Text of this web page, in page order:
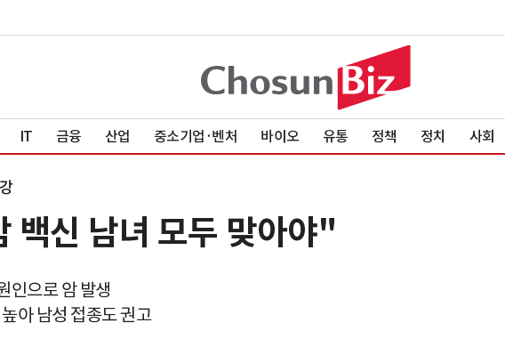
IT 금융 산업 중소기업·벤처 바이오 유통 정책 정치 사회
백신 남녀 모두 맞아야"
인으로 암 발생
아 남성 접종도 권고